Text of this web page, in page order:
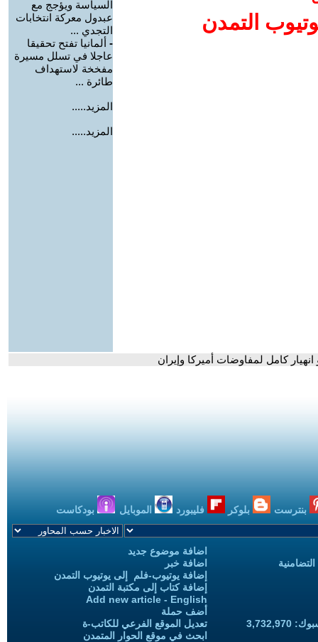
التمدن
السياسة ويؤجج مع
عبدول معركة انتخابات
التجدي ...
- ألمانيا تفتح تحقيقا
عاجلا في تسلل مسيرة
مفخخة لاستهداف
طائرة ...
المزيد.....
المزيد.....
كامل لمفاوضات أميركا وإيران
بنترست بلوكر فليبورد الموبايل بودكاست
اضافة موضوع جديد
اضافة خبر
إضافة يوتيوب-فلم إلى يوتيوب التمدن
إضافة كتاب إلى مكتبة التمدن
Add new article - English
أضف حملة
تعديل الموقع الفرعي للكاتب-ة
ابحث في موقع الحوار المتمدن